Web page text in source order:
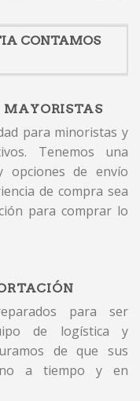
CONTAMOS
para minoristas y
Tenemos una
opciones de envío
de compra sea
para comprar lo
para ser
de logística y
de que sus
a tiempo y en